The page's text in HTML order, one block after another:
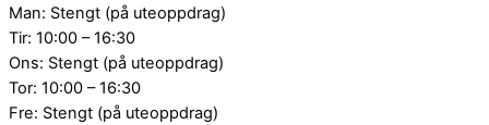
Man: Stengt (på uteoppdrag)
Tir: 10:00 – 16:30
Ons: Stengt (på uteoppdrag)
Tor: 10:00 – 16:30
Fre: Stengt (på uteoppdrag)